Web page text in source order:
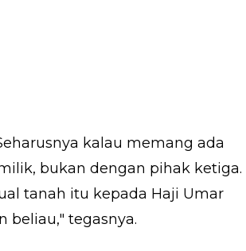
kalau memang ada
bukan dengan pihak ketiga.
tanah itu kepada Haji Umar
beliau," tegasnya.